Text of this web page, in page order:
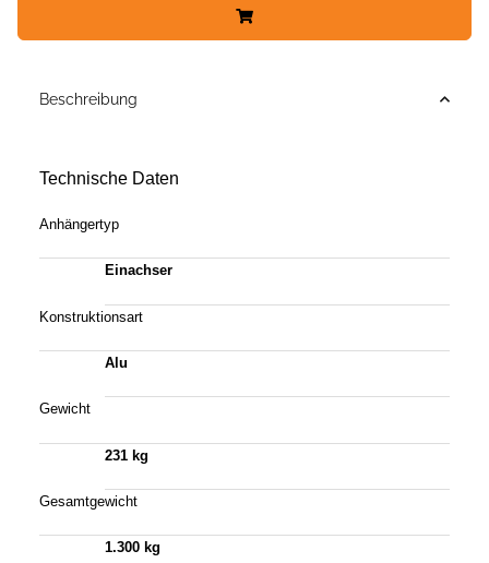
Beschreibung
Technische Daten
Anhängertyp
Einachser
Konstruktionsart
Alu
Gewicht
231 kg
Gesamtgewicht
1.300 kg